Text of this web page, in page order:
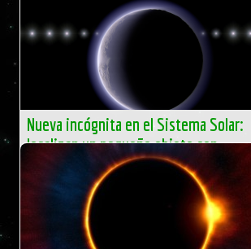
Nueva incógnita en el Sistema Solar:
localizan un pequeño objeto con
atmósfera propia
Un equipo de astrónomos japoneses ha encontrado
indicios claros de una delgada atmósfera alrededor del
objeto transneptuniano 2002 XV93, un […]
El Independiente